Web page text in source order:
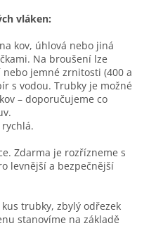
vláken:
kov, úhlová nebo jiná
Na broušení lze
jemné zrnitosti (400 a
s vodou. Trubky je možné
– doporučujeme co
Zdarma je rozřízneme s
levnější a bezpečnější
trubky, zbylý odřezek
stanovíme na základě